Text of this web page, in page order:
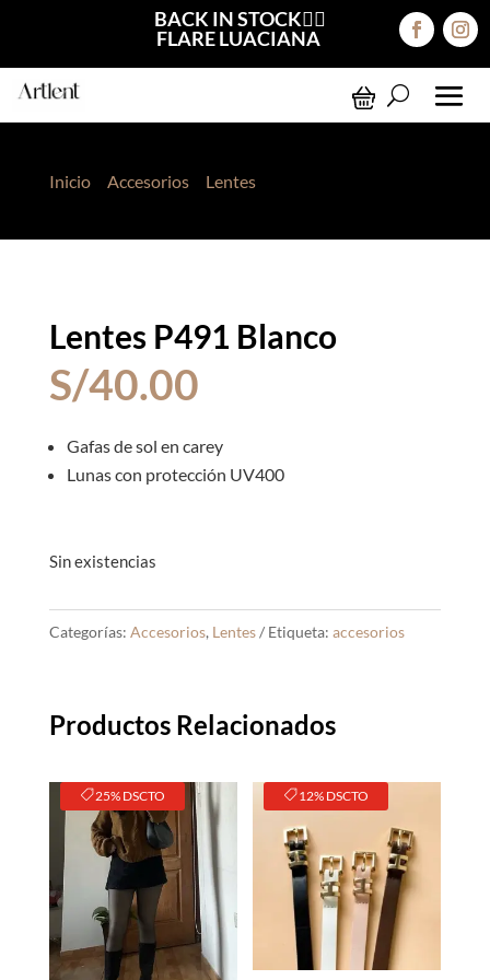
BACK IN STOCK❤️‍🔥
FLARE LUACIANA
Inicio> Accesorios> Lentes> Lentes P491 Blanco
Lentes P491 Blanco
S/40.00
Gafas de sol en carey
Lunas con protección UV400
Sin existencias
Categorías: Accesorios, Lentes Etiqueta: accesorios
Productos Relacionados
25% DSCTO 12% DSCTO